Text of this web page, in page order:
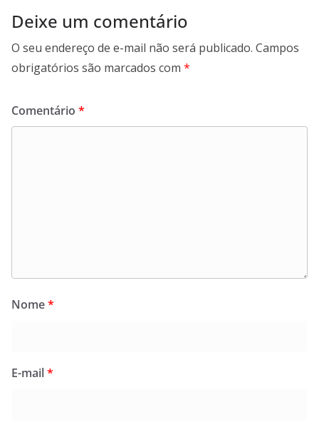
Deixe um comentário
O seu endereço de e-mail não será publicado. Campos
obrigatórios são marcados com *
Comentário *
Nome*
E-mail*